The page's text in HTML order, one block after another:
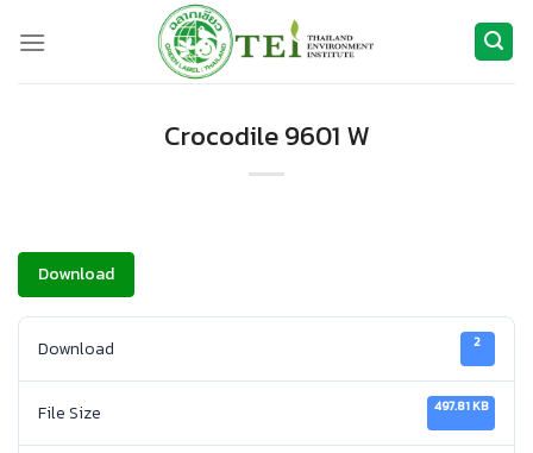
Crocodile 9601 W
Download
Download 2
File Size 497.81 KB